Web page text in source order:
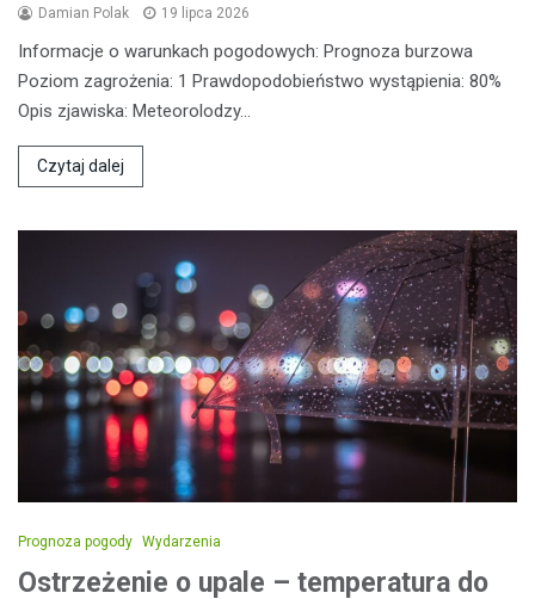
Damian Polak 19 lipca 2026
Informacje o warunkach pogodowych: Prognoza burzowa
Poziom zagrożenia: 1 Prawdopodobieństwo wystąpienia: 80%
Opis zjawiska: Meteorolodzy…
Czytaj dalej
Prognoza pogody Wydarzenia
Ostrzeżenie o upale – temperatura do